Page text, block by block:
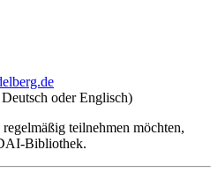
oder Englisch)
regelmäßig teilnehmen möchten,
Bibliothek.